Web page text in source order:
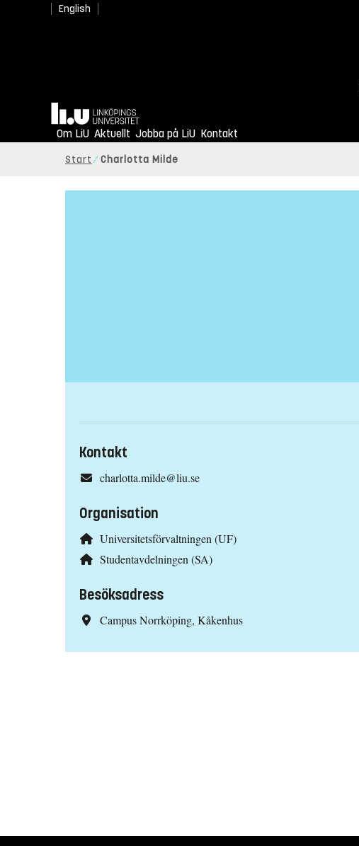
English
Hem
Om LiU Aktuellt Jobba på LiU Kontakt
Start Charlotta Milde
Kontakt
charlotta.milde@liu.se
Organisation
Universitetsförvaltningen (UF)
Studentavdelningen (SA)
Besöksadress
Campus Norrköping, Kåkenhus